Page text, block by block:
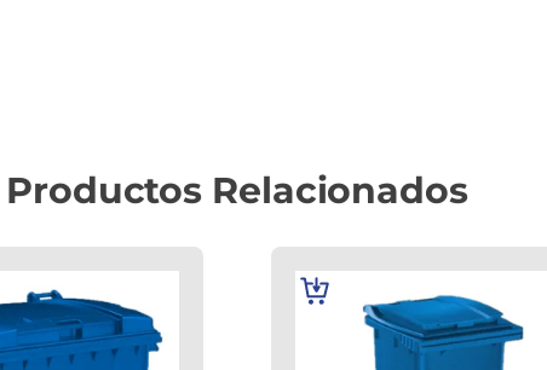
Productos Relacionados
AÑADIR
AL
CARRITO